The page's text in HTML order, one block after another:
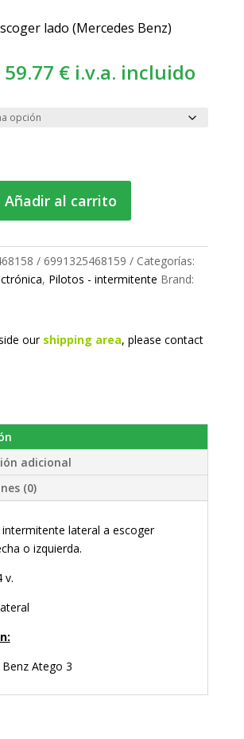
lado (Mercedes Benz)
59.77 €Rango
hasta
59.77 €
i.v.a. incluido
Añadir al carrito
/ 6991325468159
Categorías:
, Pilotos - intermitente Brand:
our shipping area, please contact
adicional
(0)
lateral a escoger
o izquierda.
v.
Atego 3